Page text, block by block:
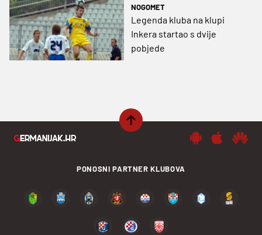
NOGOMET
Legenda kluba na klupi
Inkera startao s dvije
pobjede
PONOSNI PARTNER KLUBOVA